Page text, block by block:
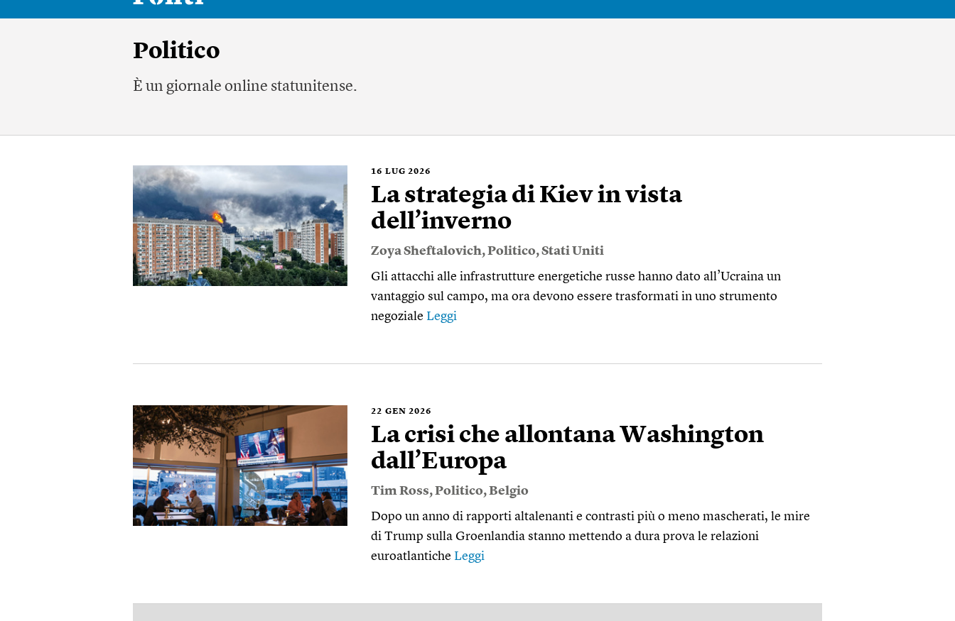
Politico
È un giornale online statunitense.
16 LUG 2026
La strategia di Kiev in vista
dell’inverno
Zoya Sheftalovich,Politico,Stati Uniti
Gli attacchi alle infrastrutture energetiche russe hanno dato all’Ucraina un
vantaggio sul campo, ma ora devono essere trasformati in uno strumento
negoziale Leggi
22 GEN 2026
La crisi che allontana Washington
dall’Europa
Tim Ross,Politico,Belgio
Dopo un anno di rapporti altalenanti e contrasti più o meno mascherati, le mire
di Trump sulla Groenlandia stanno mettendo a dura prova le relazioni
euroatlantiche Leggi